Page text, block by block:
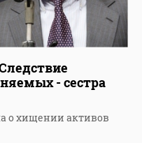
- сестра
о хищении активов